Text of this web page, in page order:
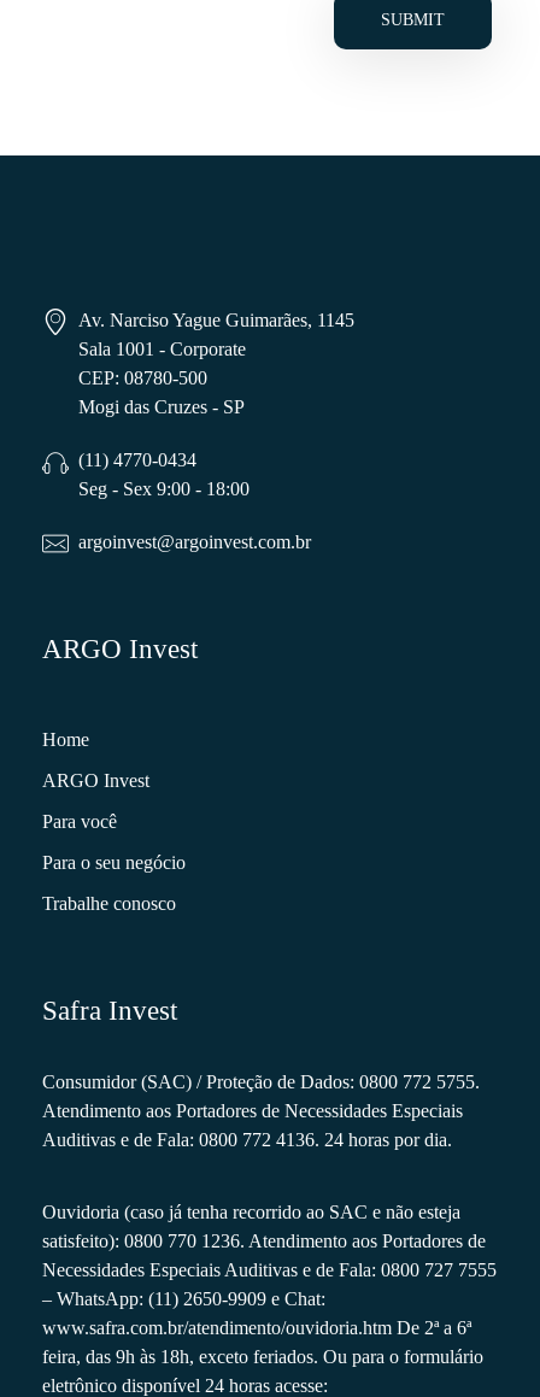
Av. Narciso Yague Guimarães, 1145
Sala 1001 - Corporate
CEP: 08780-500
Mogi das Cruzes - SP
(11) 4770-0434
Seg - Sex 9:00 - 18:00
argoinvest@argoinvest.com.br
ARGO Invest
Home
ARGO Invest
Para você
Para o seu negócio
Trabalhe conosco
Safra Invest
Consumidor (SAC) / Proteção de Dados: 0800 772 5755.
Atendimento aos Portadores de Necessidades Especiais
Auditivas e de Fala: 0800 772 4136. 24 horas por dia.
Ouvidoria (caso já tenha recorrido ao SAC e não esteja
satisfeito): 0800 770 1236. Atendimento aos Portadores de
Necessidades Especiais Auditivas e de Fala: 0800 727 7555
– WhatsApp: (11) 2650-9909 e Chat:
www.safra.com.br/atendimento/ouvidoria.htm De 2ª a 6ª
feira, das 9h às 18h, exceto feriados. Ou para o formulário
eletrônico disponível 24 horas acesse: